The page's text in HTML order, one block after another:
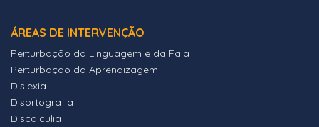
ÁREAS DE INTERVENÇÃO
Perturbação da Linguagem e da Fala
Perturbação da Aprendizagem
Dislexia
Disortografia
Discalculia